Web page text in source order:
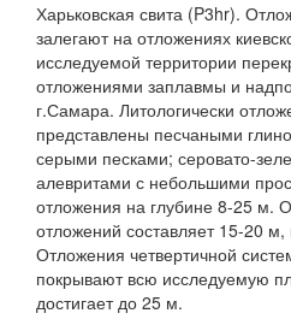
Харьковская свита (P3hr).
залегают на отложениях
исследуемой территории
отложениями заплавмы и
г.Самара. Литологически
представлены песчаными
серыми песками; серовато-
алевритами с небольшими
отложения на глубине 8-25 м.
отложений составляет 15-20
Отложения четвертичной
покрывают всю исследуемую
достигает до 25 м.